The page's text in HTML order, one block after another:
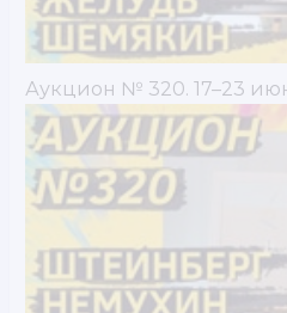
Аукцион № 320. 17–23